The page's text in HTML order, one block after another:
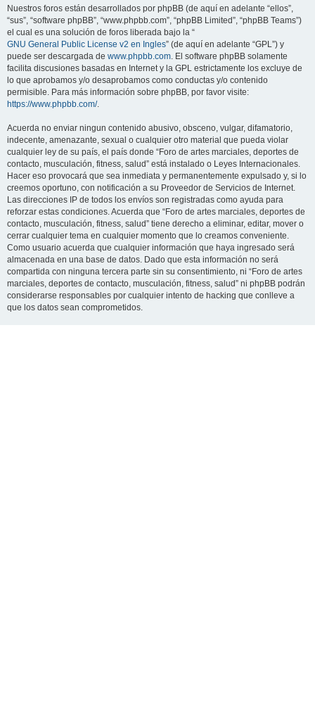
Nuestros foros están desarrollados por phpBB (de aquí en adelante “ellos”,
“sus”, “software phpBB”, “www.phpbb.com”, “phpBB Limited”, “phpBB Teams”)
el cual es una solución de foros liberada bajo la “
GNU General Public License v2 en Ingles” (de aquí en adelante “GPL”) y
puede ser descargada de www.phpbb.com. El software phpBB solamente
facilita discusiones basadas en Internet y la GPL estrictamente los excluye de
lo que aprobamos y/o desaprobamos como conductas y/o contenido
permisible. Para más información sobre phpBB, por favor visite:
https://www.phpbb.com/.
Acuerda no enviar ningun contenido abusivo, obsceno, vulgar, difamatorio,
indecente, amenazante, sexual o cualquier otro material que pueda violar
cualquier ley de su país, el país donde “Foro de artes marciales, deportes de
contacto, musculación, fitness, salud” está instalado o Leyes Internacionales.
Hacer eso provocará que sea inmediata y permanentemente expulsado y, si lo
creemos oportuno, con notificación a su Proveedor de Servicios de Internet.
Las direcciones IP de todos los envíos son registradas como ayuda para
reforzar estas condiciones. Acuerda que “Foro de artes marciales, deportes de
contacto, musculación, fitness, salud” tiene derecho a eliminar, editar, mover o
cerrar cualquier tema en cualquier momento que lo creamos conveniente.
Como usuario acuerda que cualquier información que haya ingresado será
almacenada en una base de datos. Dado que esta información no será
compartida con ninguna tercera parte sin su consentimiento, ni “Foro de artes
marciales, deportes de contacto, musculación, fitness, salud” ni phpBB podrán
considerarse responsables por cualquier intento de hacking que conlleve a
que los datos sean comprometidos.